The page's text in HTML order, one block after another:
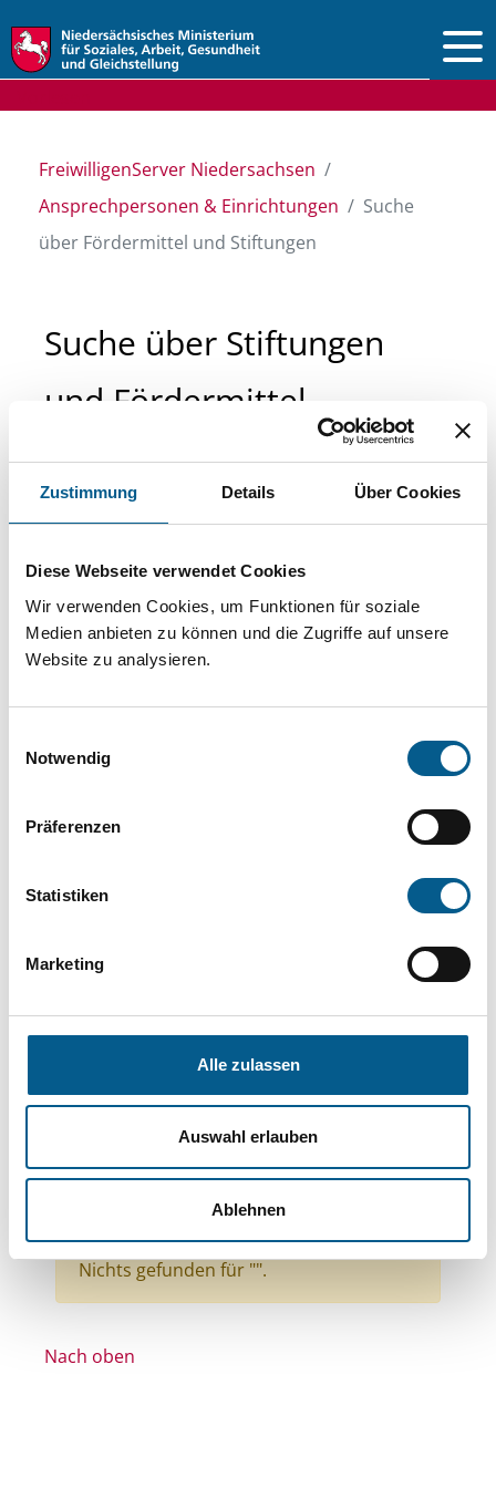
Zustimmung Details Über Cookies
Diese Webseite verwendet Cookies
Wir verwenden Cookies, um Funktionen für soziale
Medien anbieten zu können und die Zugriffe auf unsere
Website zu analysieren.
Notwendig
Präferenzen
Statistiken
Marketing
Alle zulassen
Auswahl erlauben
Ablehnen
FreiwilligenServer Niedersachsen
Ansprechpersonen & Einrichtungen
Suche
über Fördermittel und Stiftungen
Suche über Stiftungen
und Fördermittel
Sie suchen finanzielle Unterstützung für ein
Projekt oder ein Vorhaben? Hier können Sie
Stiftungsdatenbank recherchieren. Bei der
Suche bitte die Groß- und Kleinschreibung
beachten.
können durch die Wahl von Bereichen oder
Suchen
Themen: Hilfsbedürftige Menschen
Themen: Natur- & Umweltschutz
Themen: Kunst & Kultur
Themen: Ländliche Entwicklung
Themen: Bürgerschaftliches Engagement
Alle Filter entfernen
Nichts gefunden für "".
Nach oben